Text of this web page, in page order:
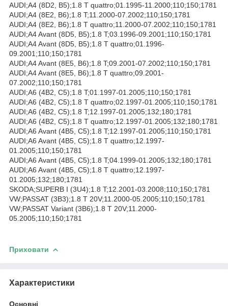
AUDI;A4 (8D2, B5);1.8 T quattro;01.1995-11.2000;110;150;1781
AUDI;A4 (8E2, B6);1.8 T;11.2000-07.2002;110;150;1781
AUDI;A4 (8E2, B6);1.8 T quattro;11.2000-07.2002;110;150;1781
AUDI;A4 Avant (8D5, B5);1.8 T;03.1996-09.2001;110;150;1781
AUDI;A4 Avant (8D5, B5);1.8 T quattro;01.1996-
09.2001;110;150;1781
AUDI;A4 Avant (8E5, B6);1.8 T;09.2001-07.2002;110;150;1781
AUDI;A4 Avant (8E5, B6);1.8 T quattro;09.2001-
07.2002;110;150;1781
AUDI;A6 (4B2, C5);1.8 T;01.1997-01.2005;110;150;1781
AUDI;A6 (4B2, C5);1.8 T quattro;02.1997-01.2005;110;150;1781
AUDI;A6 (4B2, C5);1.8 T;12.1997-01.2005;132;180;1781
AUDI;A6 (4B2, C5);1.8 T quattro;12.1997-01.2005;132;180;1781
AUDI;A6 Avant (4B5, C5);1.8 T;12.1997-01.2005;110;150;1781
AUDI;A6 Avant (4B5, C5);1.8 T quattro;12.1997-
01.2005;110;150;1781
AUDI;A6 Avant (4B5, C5);1.8 T;04.1999-01.2005;132;180;1781
AUDI;A6 Avant (4B5, C5);1.8 T quattro;12.1997-
01.2005;132;180;1781
SKODA;SUPERB I (3U4);1.8 T;12.2001-03.2008;110;150;1781
VW;PASSAT (3B3);1.8 T 20V;11.2000-05.2005;110;150;1781
VW;PASSAT Variant (3B6);1.8 T 20V;11.2000-
05.2005;110;150;1781
Приховати
Характеристики
Основні